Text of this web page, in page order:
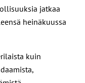
jatkaa
heinäkuussa
kuin